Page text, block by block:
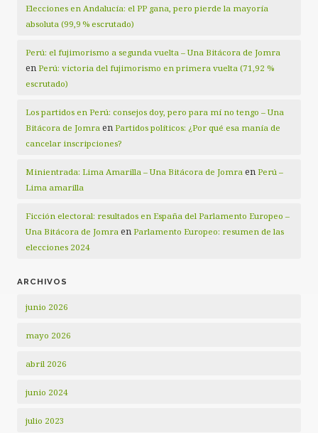
Elecciones en Andalucía: el PP gana, pero pierde la mayoría
absoluta (99,9 % escrutado)
Perú: el fujimorismo a segunda vuelta – Una Bitácora de Jomra
en Perú: victoria del fujimorismo en primera vuelta (71,92 %
escrutado)
Los partidos en Perú: consejos doy, pero para mí no tengo – Una
Bitácora de Jomra en Partidos políticos: ¿Por qué esa manía de
cancelar inscripciones?
Minientrada: Lima Amarilla – Una Bitácora de Jomra en Perú –
Lima amarilla
Ficción electoral: resultados en España del Parlamento Europeo –
Una Bitácora de Jomra en Parlamento Europeo: resumen de las
elecciones 2024
ARCHIVOS
junio 2026
mayo 2026
abril 2026
junio 2024
julio 2023